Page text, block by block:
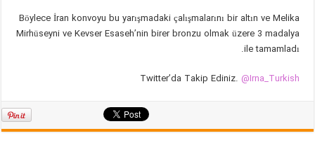
Böylece İran konvoyu bu yarışmadaki çalışmalarını bir altın ve Melika
Mirhüseyni ve Kevser Esaseh’nin birer bronzu olmak üzere 3 madalya
ile tamamladı.
Twitter’da Takip Ediniz. @Irna_Turkish